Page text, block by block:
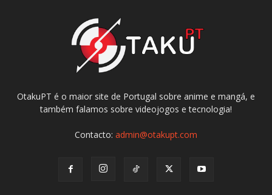
OtakuPT é o maior site de Portugal sobre anime e mangá, e
também falamos sobre videojogos e tecnologia!
Contacto: admin@otakupt.com